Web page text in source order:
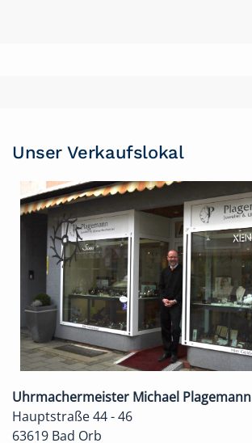
Unser Verkaufslokal
Uhrmachermeister Michael Plagemann
Hauptstraße 44 - 46
63619 Bad Orb